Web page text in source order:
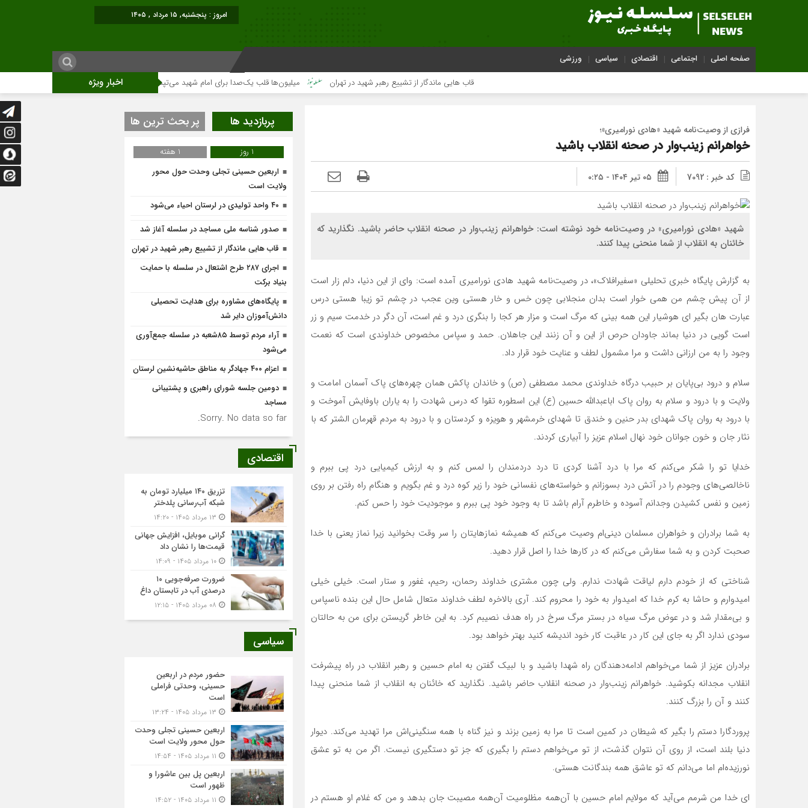
امروز : پنجشنبه, ۱۵ مرداد , ۱۴۰۵
صفحه اصلی اجتماعی اقتصادی سیاسی ورزشی
اخبار ویژه قاب هایی ماندگار از تشییع رهبر شهید در تهران میلیون‌ها قلب یک‌صدا برای امام شهید می‌تپد نمایشگاه آثار هنری ویژه ارتحال امام (ره)برگزار
فرازی از وصیت‌نامه شهید «هادی نورامیری»؛
خواهرانم زینب‌وار در صحنه انقلاب باشید
کد خبر : 7092 ۰۵ تیر ۱۴۰۴ - ۰:۲۵
شهید «هادی نورامیری» در وصیت‌نامه خود نوشته است: خواهرانم زينب‌وار در صحنه انقلاب حاضر باشيد. نگذاريد كه
خائنان به انقلاب از شما منحنى پيدا كنند.
به گزارش پایگاه خبری تحلیلی «سفیرافلاک»، در وصیت‌نامه شهید هادی نورامیری آمده است: واى از این دنیا، دلم زار است
از آن پیش چشم من همى خوار است بدان منجلابى چون خس و خار هستى وین عجب در چشم تو زیبا هستى درس
عبارت هان بگیر اى هوشیار این همه بینى که مرگ است و مزار هر کجا را بنگرى درد و غم است، آن دگر در خدمت سیم و زر
است گویى در دنیا بماند جاودان حرص از این و آن زنند این جاهلان. حمد و سپاس مخصوص خداوندى است که نعمت
وجود را به من ارزانى داشت و مرا مشمول لطف و عنایت خود قرار داد.
سلام و درود بى‌پایان بر حبیب درگاه خداوندى محمد مصطفى (ص) و خاندان پاکش همان چهره‌هاى پاک آسمان امامت و
ولایت و با درود و سلام به روان پاک اباعبدالله حسین (ع) این اسطوره تقوا که درس شهادت را به یاران باوفایش آموخت و
با درود به روان پاک شهداى بدر حنین و خندق تا شهداى خرمشهر و هویزه و کردستان و با درود به مردم قهرمان الشتر که با
نثار جان و خون جوانان خود نهال اسلام عزیز را آبیارى کردند.
خدایا تو را شکر مى‌کنم که مرا با درد آشنا کردى تا درد دردمندان را لمس کنم و به ارزش کیمیایى درد پى ببرم و
ناخالصی‌هاى وجودم را در آتش درد بسوزانم و خواسته‌هاى نفسانى خود را زیر کوه درد و غم بگویم و هنگام راه رفتن بر روى
زمین و نفس کشیدن وجدانم آسوده و خاطرم آرام باشد تا به وجود خود پى ببرم و موجودیت خود را حس کنم.
به شما برادران و خواهران مسلمان دینی‌ام وصیت مى‌کنم که همیشه نمازهایتان را سر وقت بخوانید زیرا نماز یعنى با خدا
صحبت کردن و به شما سفارش مى‌کنم که در کارها خدا را اصل قرار دهید.
شناختى که از خودم دارم لیاقت شهادت ندارم. ولى چون مشترى خداوند رحمان، رحیم، غفور و ستار است. خیلى خیلى
امیدوارم و حاشا به کرم خدا که امیدوار به خود را محروم کند. آرى بالاخره لطف خداوند متعال شامل حال این بنده ناسپاس
و بى‌مقدار شد و در عوض مرگ سیاه در بستر مرگ سرخ در راه هدف نصیبم کرد. به این خاطر گریستن براى من به حالتان
سودى ندارد اگر به جاى این کار در عاقبت کار خود اندیشه کنید بهتر خواهد بود.
برادران عزیز از شما مى‌خواهم ادامه‌دهندگان راه شهدا باشید و با لبیک گفتن به امام حسین و رهبر انقلاب در راه پیشرفت
انقلاب مجدانه بکوشید. خواهرانم زینب‌وار در صحنه انقلاب حاضر باشید. نگذارید که خائنان به انقلاب از شما منحنى پیدا
کنند و آن را بزرگ کنند.
پروردگارا دستم را بگیر که شیطان در کمین است تا مرا به زمین بزند و نیز گناه با همه سنگینى‌اش مرا تهدید مى‌کند. دیوار
دنیا بلند است، از روى آن نتوان گذشت، از تو مى‌خواهم دستم را بگیرى که جز تو دستگیرى نیست. اگر من به تو عشق
نورزیده‌ام اما مى‌دانم که تو عاشق همه بندگانت هستى.
اى خدا من شرمم مى‌آید که مولایم امام حسین با آن‌همه مظلومیت آن‌همه مصیبت جان بدهد و من که غلام او هستم در
پربازدید ها پر بحث ترین ها
1 روز
1 هفته
اربعین حسینی تجلی وحدت حول محور
ولایت است
۴۰ واحد تولیدی در لرستان احیاء می‌شود
صدور شناسه ملی مساجد در سلسله آغاز شد
قاب هایی ماندگار از تشییع رهبر شهید در تهران
اجرای ۲۸۷ طرح اشتعال در سلسله با حمایت
بنیاد برکت
پایگاه‌های مشاوره برای هدایت تحصیلی
دانش‌آموزان دایر شد
آراء مردم توسط ۸۵شعبه در سلسله جمع‌آوری
می‌شود
اعزام ۴۰۰ جهادگر به مناطق حاشیه‌نشین لرستان
دومین جلسه شورای راهبری و پشتیبانی
مساجد
Sorry. No data so far.
اقتصادی
تزریق ۱۴۰ میلیارد تومان به
شبکه آب‌رسانی پلدختر
گرانی موبایل، افزایش جهانی
قیمت‌ها را نشان داد
ضرورت صرفه‌جویی ۱۰
درصدی آب در تابستان داغ
سیاسی
حضور مردم در اربعین
حسینی، وحدتی فراملی
است
اربعین حسینی تجلی وحدت
حول محور ولایت است
اربعین پل بین عاشورا و
ظهور است